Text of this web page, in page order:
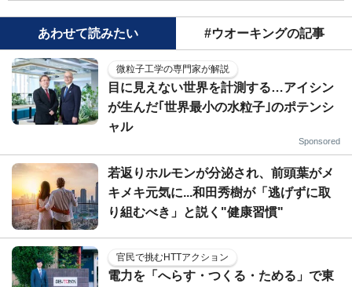
あわせて読みたい #ウオーキングの記事
微粒子工学の専門家が解説
目に見えない世界を計測する…アイシン
が生んだ｢世界最小の水粒子｣のポテンシ
ャル
Sponsored
若返りホルモンが分泌され、前頭葉がメ
キメキ元気に...和田秀樹が「逃げずに取
り組むべき」と説く"健康習慣"
官民で挑むHTTアクション
電力を「へらす・つくる・ためる」で東